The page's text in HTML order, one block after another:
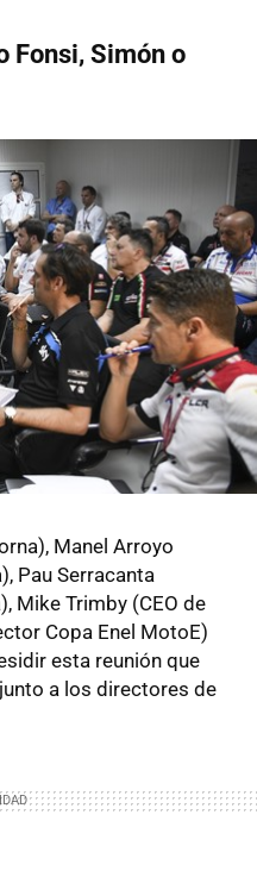
Fonsi, Simón o
Manel Arroyo
Pau Serracanta
Mike Trimby (CEO de
Copa Enel MotoE)
esta reunión que
a los directores de